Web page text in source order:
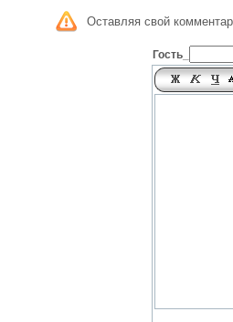
Оставляя свой
Гость_